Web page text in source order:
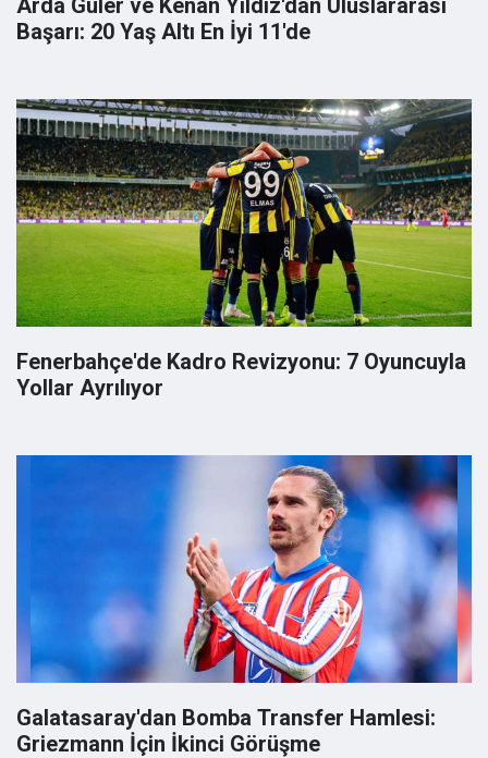
Başarı: 20 Yaş Altı En İyi 11'de
Fenerbahçe'de Kadro Revizyonu: 7 Oyuncuyla
Yollar Ayrılıyor
Galatasaray'dan Bomba Transfer Hamlesi:
Griezmann İçin İkinci Görüşme